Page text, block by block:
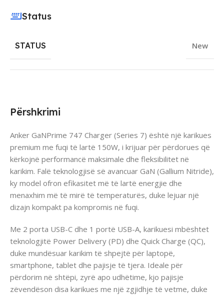
Përshkrimi
Anker GaNPrime 747 Charger (Series 7) është një karikues
premium me fuqi të lartë 150W, i krijuar për përdorues që
kërkojnë performancë maksimale dhe fleksibilitet në
karikim. Falë teknologjisë së avancuar GaN (Gallium Nitride),
ky model ofron efikasitet më të lartë energjie dhe
menaxhim më të mirë të temperaturës, duke lejuar një
dizajn kompakt pa kompromis në fuqi.
Me 2 porta USB-C dhe 1 portë USB-A, karikuesi mbështet
teknologjitë Power Delivery (PD) dhe Quick Charge (QC),
duke mundësuar karikim të shpejtë për laptopë,
smartphone, tablet dhe pajisje të tjera. Ideale për
përdorim në shtëpi, zyrë apo udhëtime, kjo pajisje
zëvendëson disa karikues me një zgjidhje të vetme, duke
Status
STATUS New